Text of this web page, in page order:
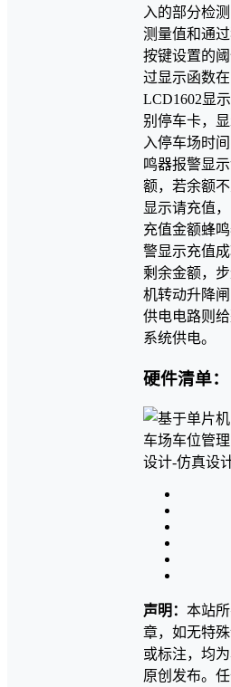
入的部分检
测量值和通
按键设置的
过显示函数在
LCD1602显
别停车卡，
入停车场时
鸣器报警显
额，若余额不
显示请充值
充值金额蜂
警显示充值
剩余金额，
机转动升降闸
供电电路则
系统供电。
硬件清单：
声明： 本站
章，如无特
或标注，均
原创发布。